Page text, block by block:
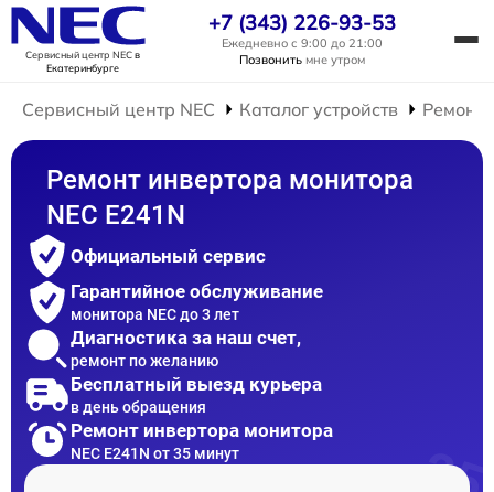
Сервисный центр NECв
Екатеринбурге
+7 (343) 226-93-53
Ежедневно с 9:00 до 21:00
Позвонить мне утром
Сервисный центр NEC Каталог устройств Ремонт
Ремонт инвертора монитора
NEC E241N
Официальный сервис
Гарантийное обслуживание
монитора NEC до 3 лет
Диагностика за наш счет,
ремонт по желанию
Бесплатный выезд курьера
в день обращения
Ремонт инвертора монитора
NEC E241N от 35 минут